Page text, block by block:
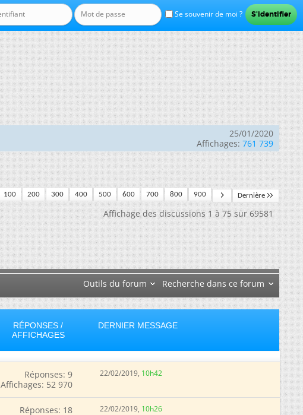
Se souvenir de moi ?
25/01/2020
Affichages: 761 739
100 200 300 400 500 600 700 800 900 Dernière
Affichage des discussions 1 à 75 sur 69581
Outils du forum Recherche dans ce forum
RÉPONSES /
AFFICHAGES
DERNIER MESSAGE
Réponses: 9
Affichages: 52 970
22/02/2019, 10h42
Réponses: 18
22/02/2019, 10h26